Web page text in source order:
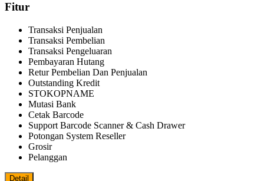
Fitur
Transaksi Penjualan
Transaksi Pembelian
Transaksi Pengeluaran
Pembayaran Hutang
Retur Pembelian Dan Penjualan
Outstanding Kredit
STOKOPNAME
Mutasi Bank
Cetak Barcode
Support Barcode Scanner & Cash Drawer
Potongan System Reseller
Grosir
Pelanggan
Detail